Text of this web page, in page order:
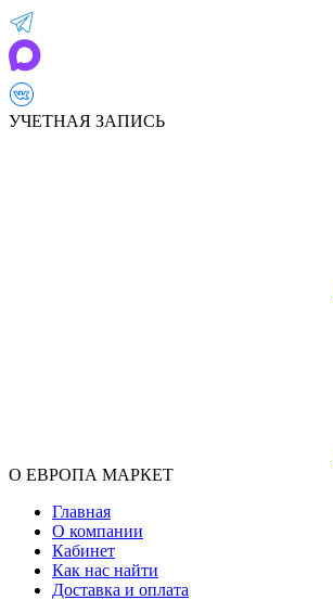
УЧЕТНАЯ ЗАПИСЬ
О ЕВРОПА МАРКЕТ
Главная
О компании
Кабинет
Как нас найти
Доставка и оплата